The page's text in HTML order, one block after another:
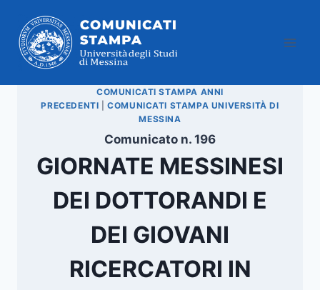
contenuto
COMUNICATI STAMPA ANNI
PRECEDENTI |COMUNICATI STAMPA UNIVERSITÀ DI
MESSINA
Comunicato n. 196
GIORNATE MESSINESI
DEI DOTTORANDI E
DEI GIOVANI
RICERCATORI IN